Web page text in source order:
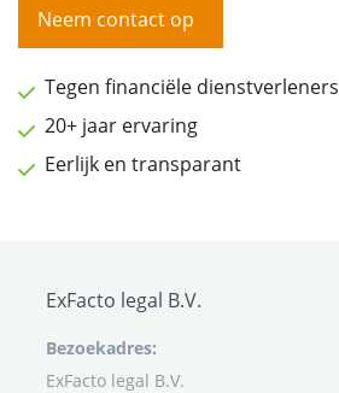
Neem contact op
Tegen financiële dienstverleners
20+ jaar ervaring
Eerlijk en transparant
ExFacto legal B.V.
Bezoekadres:
ExFacto legal B.V.